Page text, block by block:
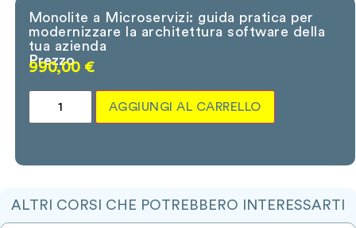
Monolite a Microservizi: guida pratica per
modernizzare la architettura software della
tua azienda
Prezzo
990,00 €
AGGIUNGI AL CARRELLO
ALTRI CORSI CHE POTREBBERO INTERESSARTI